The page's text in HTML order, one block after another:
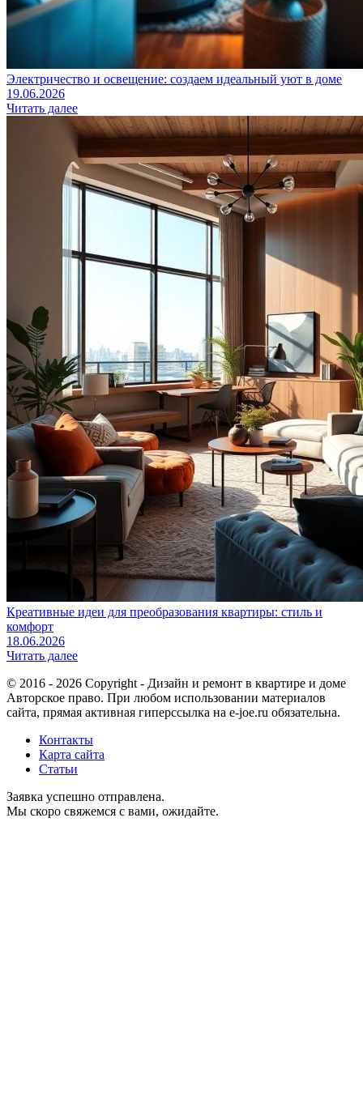
Электричество и освещение: создаем идеальный уют в доме
19.06.2026
Читать далее
Креативные идеи для преобразования квартиры: стиль и
комфорт
18.06.2026
Читать далее
© 2016 - 2026 Copyright - Дизайн и ремонт в квартире и доме
Авторское право. При любом использовании материалов
сайта, прямая активная гиперссылка на e-joe.ru обязательна.
Контакты
Карта сайта
Статьи
Заявка успешно отправлена.
Мы скоро свяжемся с вами, ожидайте.